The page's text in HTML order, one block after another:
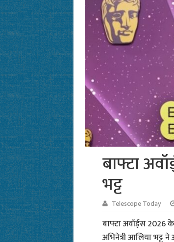
बाफ्टा
भट्ट
Telescope Today
बाफ्टा अवॉर्ड्स
अभिनेत्री आलिया भट्ट